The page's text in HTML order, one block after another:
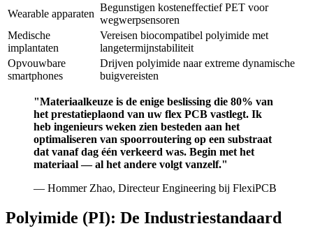
Wearable apparaten
Begunstigen kosteneffectief PET voor
wegwerpsensoren
Medische
implantaten
Vereisen biocompatibel polyimide met
langetermijnstabiliteit
Opvouwbare
smartphones
Drijven polyimide naar extreme dynamische
buigvereisten
"Materiaalkeuze is de enige beslissing die 80% van
het prestatieplaond van uw flex PCB vastlegt. Ik
heb ingenieurs weken zien besteden aan het
optimaliseren van spoorroutering op een substraat
dat vanaf dag één verkeerd was. Begin met het
materiaal — al het andere volgt vanzelf."
— Hommer Zhao, Directeur Engineering bij FlexiPCB
Polyimide (PI): De Industriestandaard